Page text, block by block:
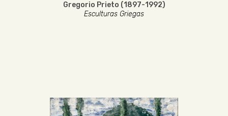
Gregorio Prieto (1897-1992)
Esculturas Griegas